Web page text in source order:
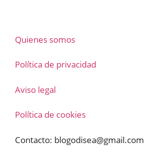
Quienes somos
Política de privacidad
Aviso legal
Política de cookies
Contacto: blogodisea@gmail.com